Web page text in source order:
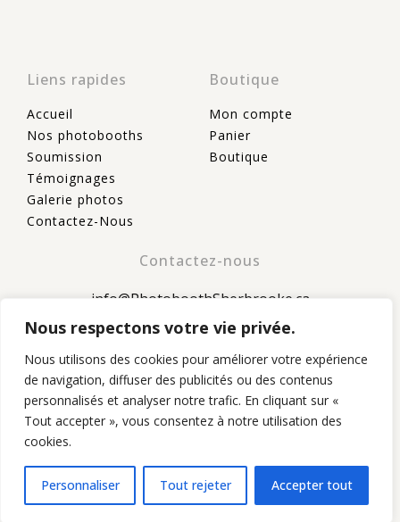
Nous respectons votre vie privée.
Nous utilisons des cookies pour améliorer votre expérience
de navigation, diffuser des publicités ou des contenus
personnalisés et analyser notre trafic. En cliquant sur «
Tout accepter », vous consentez à notre utilisation des
cookies.
Personnaliser Tout rejeter Accepter tout
Liens rapides
Accueil
Nos photobooths
Soumission
Témoignages
Galerie photos
Contactez-Nous
Boutique
Mon compte
Panier
Boutique
Contactez-nous
info@PhotoboothSherbrooke.ca
(819)760-3434
© 2026 Photobooth Sherbrooke © tous droits réservés
Politique de confidentialité Retour et de remboursement